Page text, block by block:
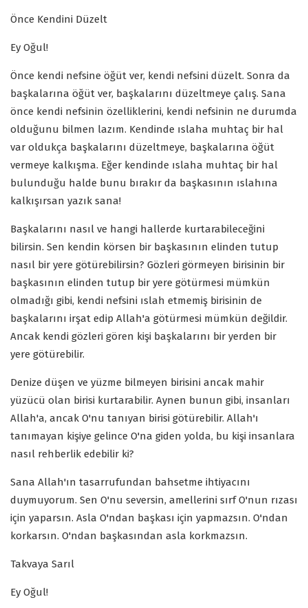
Önce Kendini Düzelt
Ey Oğul!
Önce kendi nefsine öğüt ver, kendi nefsini düzelt. Sonra da
başkalarına öğüt ver, başkalarını düzeltmeye çalış. Sana
önce kendi nefsinin özelliklerini, kendi nefsinin ne durumda
olduğunu bilmen lazım. Kendinde ıslaha muhtaç bir hal
var oldukça başkalarını düzeltmeye, başkalarına öğüt
vermeye kalkışma. Eğer kendinde ıslaha muhtaç bir hal
bulunduğu halde bunu bırakır da başkasının ıslahına
kalkışırsan yazık sana!
Başkalarını nasıl ve hangi hallerde kurtarabileceğini
bilirsin. Sen kendin körsen bir başkasının elinden tutup
nasıl bir yere götürebilirsin? Gözleri görmeyen birisinin bir
başkasının elinden tutup bir yere götürmesi mümkün
olmadığı gibi, kendi nefsini ıslah etmemiş birisinin de
başkalarını irşat edip Allah'a götürmesi mümkün değildir.
Ancak kendi gözleri gören kişi başkalarını bir yerden bir
yere götürebilir.
Denize düşen ve yüzme bilmeyen birisini ancak mahir
yüzücü olan birisi kurtarabilir. Aynen bunun gibi, insanları
Allah'a, ancak O'nu tanıyan birisi götürebilir. Allah'ı
tanımayan kişiye gelince O'na giden yolda, bu kişi insanlara
nasıl rehberlik edebilir ki?
Sana Allah'ın tasarrufundan bahsetme ihtiyacını
duymuyorum. Sen O'nu seversin, amellerini sırf O'nun rızası
için yaparsın. Asla O'ndan başkası için yapmazsın. O'ndan
korkarsın. O'ndan başkasından asla korkmazsın.
Takvaya Sarıl
Ey Oğul!